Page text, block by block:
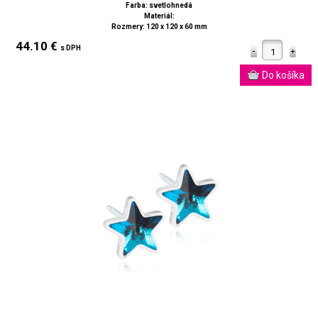
Farba: svetlohnedá
Materiál:
Rozmery: 120 x 120 x 60 mm
44.10 € s DPH